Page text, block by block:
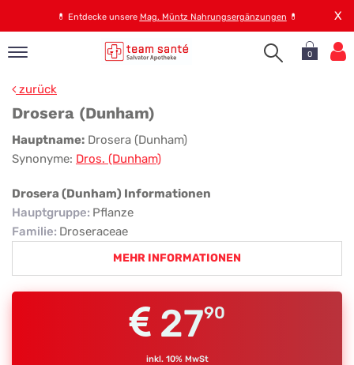
💊 Entdecke unsere Mag. Müntz Nahrungsergänzungen 💊 X
0
zurück
Drosera (Dunham)
Drosera
(Dunham)
Hauptname: Drosera (Dunham)
Synonyme: Dros. (Dunham)
Drosera (Dunham) Informationen
Hauptgruppe: Pflanze
Familie: Droseraceae
MEHR INFORMATIONEN
2790
inkl. 10% MwSt